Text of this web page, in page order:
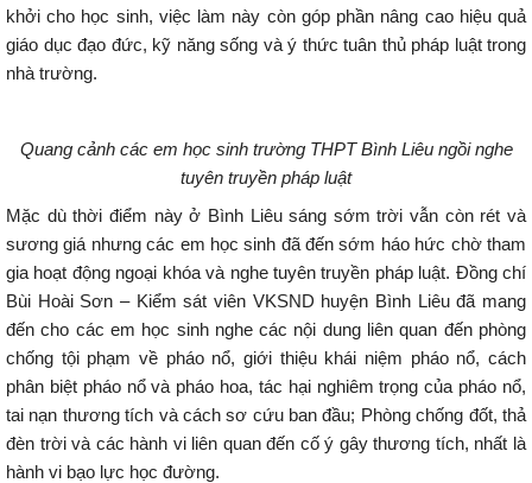
khởi cho học sinh, việc làm này còn góp phần nâng cao hiệu quả
giáo dục đạo đức, kỹ năng sống và ý thức tuân thủ pháp luật trong
nhà trường.
Quang cảnh các em học sinh trường THPT Bình Liêu ngồi nghe
tuyên truyền pháp luật
Mặc dù thời điểm này ở Bình Liêu sáng sớm trời vẫn còn rét và
sương giá nhưng các em học sinh đã đến sớm háo hức chờ tham
gia hoạt động ngoại khóa và nghe tuyên truyền pháp luật. Đồng chí
Bùi Hoài Sơn – Kiểm sát viên VKSND huyện Bình Liêu đã mang
đến cho các em học sinh nghe các nội dung liên quan đến phòng
chống tội phạm về pháo nổ, giới thiệu khái niệm pháo nổ, cách
phân biệt pháo nổ và pháo hoa, tác hại nghiêm trọng của pháo nổ,
tai nạn thương tích và cách sơ cứu ban đầu; Phòng chống đốt, thả
đèn trời và các hành vi liên quan đến cố ý gây thương tích, nhất là
hành vi bạo lực học đường.